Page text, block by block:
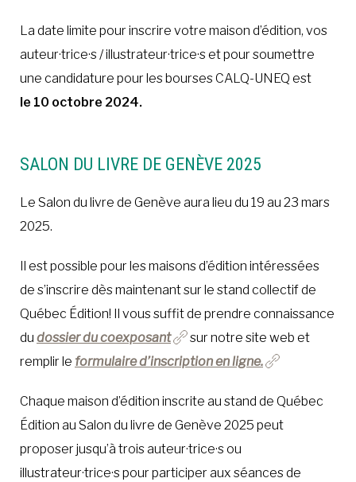
La date limite pour inscrire votre maison d’édition, vos
auteur·trice·s / illustrateur·trice·s et pour soumettre
une candidature pour les bourses CALQ-UNEQ est
le 10 octobre 2024.
SALON DU LIVRE DE GENÈVE 2025
Le Salon du livre de Genève aura lieu du 19 au 23 mars
2025.
Il est possible pour les maisons d’édition intéressées
de s’inscrire dès maintenant sur le stand collectif de
Québec Édition! Il vous suffit de prendre connaissance
du dossier du coexposant
sur notre site web et
remplir le formulaire d’inscription en ligne.
Chaque maison d’édition inscrite au stand de Québec
Édition au Salon du livre de Genève 2025 peut
proposer jusqu’à trois auteur·trice·s ou
illustrateur·trice·s pour participer aux séances de